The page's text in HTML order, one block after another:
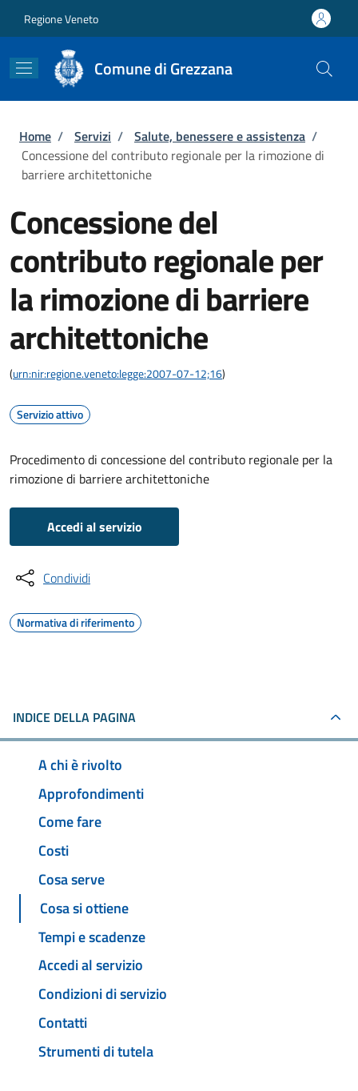
Regione Veneto
Comune di Grezzana
Briciole di pane
Home / Servizi / Salute, benessere e assistenza /
Concessione del contributo regionale per la rimozione di
barriere architettoniche
Concessione del
contributo regionale per
la rimozione di barriere
architettoniche
(urn:nir:regione.veneto:legge:2007-07-12;16)
Servizio attivo
Procedimento di concessione del contributo regionale per la
rimozione di barriere architettoniche
Accedi al servizio
Condividi
Normativa di riferimento
INDICE DELLA PAGINA
A chi è rivolto
Approfondimenti
Come fare
Costi
Cosa serve
Cosa si ottiene
Tempi e scadenze
Accedi al servizio
Condizioni di servizio
Contatti
Strumenti di tutela